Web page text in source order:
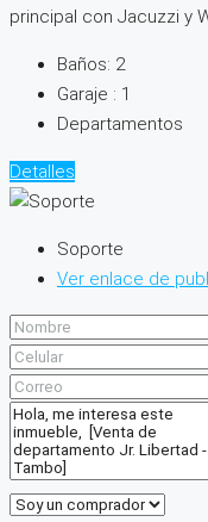
principal con Jacuzzi y
Baños: 2
Garaje : 1
Departamentos
Detalles
Soporte
Ver enlace de